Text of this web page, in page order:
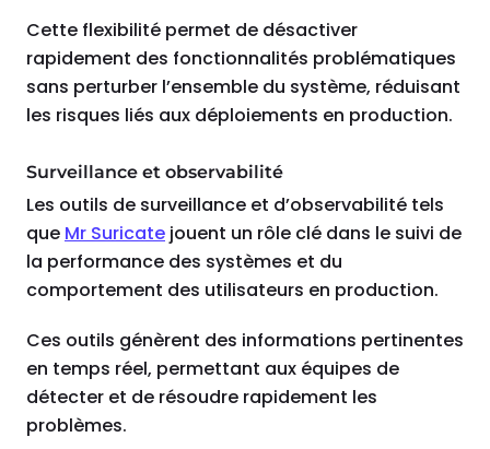
Cette flexibilité permet de désactiver
rapidement des fonctionnalités problématiques
sans perturber l’ensemble du système, réduisant
les risques liés aux déploiements en production.
Surveillance et observabilité
Les outils de surveillance et d’observabilité tels
que Mr Suricate jouent un rôle clé dans le suivi de
la performance des systèmes et du
comportement des utilisateurs en production.
Ces outils génèrent des informations pertinentes
en temps réel, permettant aux équipes de
détecter et de résoudre rapidement les
problèmes.